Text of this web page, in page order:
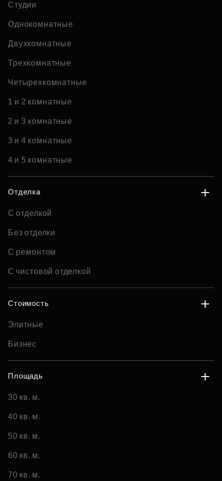
Студии
Однокомнатные
Двухкомнатные
Трехкомнатные
Четырехкомнатные
1 и 2 комнатные
2 и 3 комнатные
3 и 4 комнатные
4 и 5 комнатные
Отделка
С отделкой
Без отделки
С ремонтом
С чистовой отделкой
Стоимость
Элитные
Бизнес
Площадь
30 кв. м.
40 кв. м.
50 кв. м.
60 кв. м.
70 кв. м.